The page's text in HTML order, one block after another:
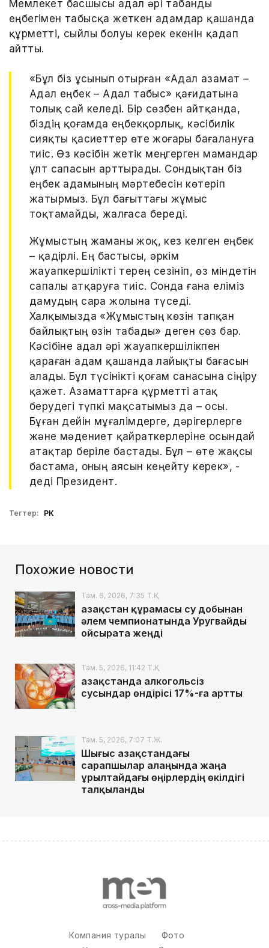
Мемлекет басшысы адал әрі табанды
еңбегімен табысқа жеткен адамдар қашанда
құрметті, сыйлы болуы керек екенін қадап
айтты.
«Бұл біз ұсынып отырған «Адал азамат –
Адал еңбек – Адал табыс» қағидатына
толық сай келеді. Бір сөзбен айтқанда,
біздің қоғамда еңбекқорлық, кәсібилік
сияқты қасиеттер өте жоғары бағалануға
тиіс. Өз кәсібін жетік меңгерген мамандар
ұлт сапасын арттырады. Сондықтан біз
еңбек адамының мәртебесін көтеріп
жатырмыз. Бұл бағыттағы жұмыс
тоқтамайды, жалғаса береді.
Жұмыстың жаманы жоқ, кез келген еңбек
– қадірлі. Ең бастысы, әркім
жауапкершілікті терең сезініп, өз міндетін
сапалы атқаруға тиіс. Сонда ғана еліміз
дамудың сара жолына түседі.
Халқымызда «Жұмыстың көзін тапқан
байлықтың өзін табады» деген сөз бар.
Кәсібіне адал әрі жауапкершілікпен
қараған адам қашанда лайықты бағасын
алады. Бұл түсінікті қоғам санасына сіңіру
қажет. Азаматтарға құрметті атақ
берудегі түпкі мақсатымыз да – осы.
Бұған дейін мұғалімдерге, дәрігерлерге
және мәдениет қайраткерлеріне осындай
атақтар беріле бастады. Бұл – өте жақсы
бастама, оның аясын кеңейту керек», -
деді Президент.
Тегтер: РК
Похожие новости
Там. 6, 2026, 7:35 Т.Қ.
Қазақстан құрамасы су добынан
әлем чемпионатында Уругвайды
ойсырата жеңді
Там. 5, 2026, 11:42 Т.Қ.
Қазақстанда алкогольсіз
сусындар өндірісі 17%-ға артты
Там. 5, 2026, 7:07 Т.Ж.
Шығыс Қазақстандағы
сарапшылар алаңында жаңа
Құрылтайдағы өңірлердің өкілдігі
талқыланды
Компания туралы
Фото